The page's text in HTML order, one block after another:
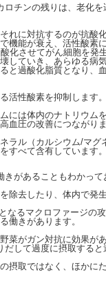
ロチンの残りは、老化
れに対抗するのが抗酸化
機能が衰え、活性酸素
化させてがん細胞を発
していき、あらゆる病
と過酸化脂質となり、
活性酸素を抑制します。
には体内のナトリウム
血圧の改善につながりま
ラル（カルシウム/マ
すべて含有しています。
きがあることもわかっ
除去したり、体内で発
なるマクロファージの
働きがあります。
菜がガン対抗に効果が
だして過度に摂取する
摂取ではなく、ほかに